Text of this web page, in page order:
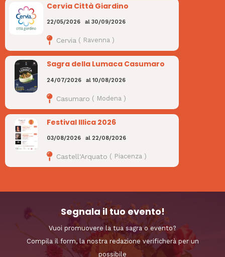
Cervia Città Giardino
22/05/2026 al 30/09/2026
Cervia ( Ravenna)
Sagra della Lumaca Casumaro
24/07/2026 al 10/08/2026
Casumaro ( Modena )
Festival Illica 2026
03/08/2026 al 22/08/2026
Castell'Arquato ( Piacenza)
Segnala il tuo evento!
Vuoi promuovere la tua sagra o evento?
Compila il form, la nostra redazione verificherà per un
possibile